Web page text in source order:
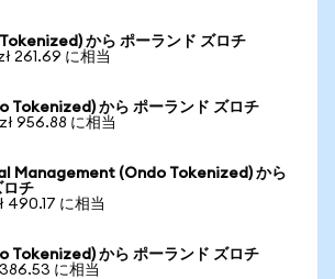
から ポーランド ズロチ
261.69 に相当
Tokenized) から ポーランド ズロチ
956.88 に相当
Management (Ondo Tokenized) から
ロチ
490.17 に相当
Tokenized) から ポーランド ズロチ
に相当